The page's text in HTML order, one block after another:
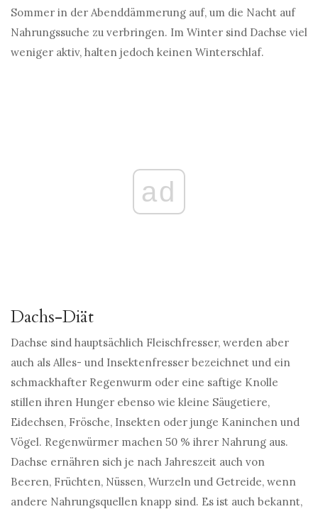
Sommer in der Abenddämmerung auf, um die Nacht auf
Nahrungssuche zu verbringen. Im Winter sind Dachse viel
weniger aktiv, halten jedoch keinen Winterschlaf.
ad
Dachs-Diät
Dachse sind hauptsächlich Fleischfresser, werden aber
auch als Alles- und Insektenfresser bezeichnet und ein
schmackhafter Regenwurm oder eine saftige Knolle
stillen ihren Hunger ebenso wie kleine Säugetiere,
Eidechsen, Frösche, Insekten oder junge Kaninchen und
Vögel. Regenwürmer machen 50 % ihrer Nahrung aus.
Dachse ernähren sich je nach Jahreszeit auch von
Beeren, Früchten, Nüssen, Wurzeln und Getreide, wenn
andere Nahrungsquellen knapp sind. Es ist auch bekannt,